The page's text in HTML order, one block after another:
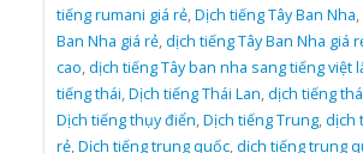
tiếng rumani giá rẻ,Dịch tiếng Tây Ban Nha,
Ban Nha giá rẻ,dịch tiếng Tây Ban Nha giá
cao,dịch tiếng Tây ban nha sang tiếng việt
tiếng thái,Dịch tiếng Thái Lan,dịch tiếng
Dịch tiếng thụy điển,Dịch tiếng Trung,dịch
rẻ,Dịch tiếng trung quốc,dịch tiếng trung